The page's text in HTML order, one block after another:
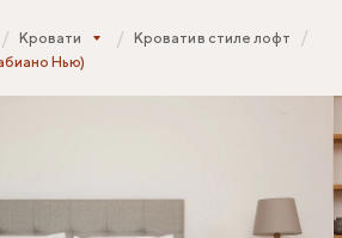
Кровати
Кровати в стиле лофт
Нью)